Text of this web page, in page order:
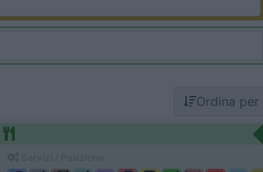
Ordina per